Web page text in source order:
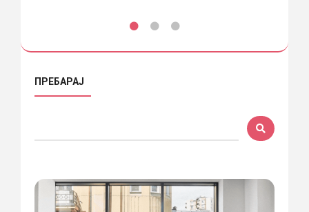
ПРЕБАРАЈ